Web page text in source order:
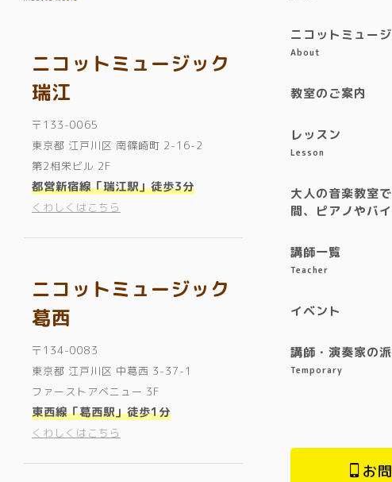
ニコットミュージック
瑞江
〒133-0065
東京都 江戸川区 南篠崎町 2-16-2
第2相栄ビル 2F
都営新宿線「瑞江駅」徒歩3分
くわしくはこちら
ニコットミュージック
葛西
〒134-0083
東京都 江戸川区 中葛西 3-37-1
ファーストアベニュー 3F
東西線「葛西駅」徒歩1分
くわしくはこちら
ニコットミュー
About
教室のご案内
レッスン
Lesson
大人の音楽教室
間、ピアノやバ
講師一覧
Teacher
イベント
講師・演奏家の
Temporary
お